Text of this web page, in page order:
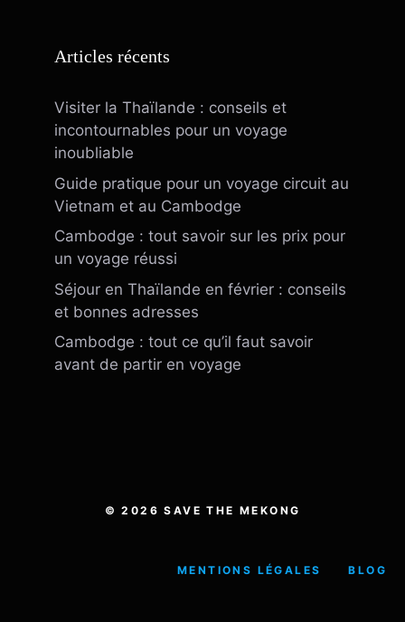
Articles récents
Visiter la Thaïlande : conseils et
incontournables pour un voyage
inoubliable
Guide pratique pour un voyage circuit au
Vietnam et au Cambodge
Cambodge : tout savoir sur les prix pour
un voyage réussi
Séjour en Thaïlande en février : conseils
et bonnes adresses
Cambodge : tout ce qu’il faut savoir
avant de partir en voyage
© 2026 SAVE THE MEKONG
MENTIONS LÉGALES BLOG